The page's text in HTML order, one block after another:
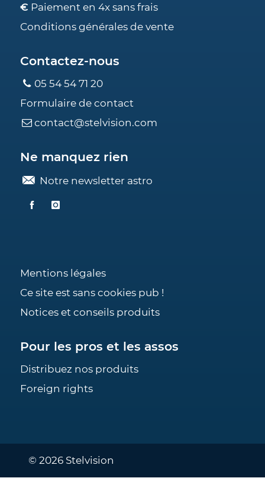
€ Paiement en 4x sans frais
Conditions générales de vente
Contactez-nous
05 54 54 71 20
Formulaire de contact
contact@stelvision.com
Ne manquez rien
Notre newsletter astro
Mentions légales
Ce site est sans cookies pub !
Notices et conseils produits
Pour les pros et les assos
Distribuez nos produits
Foreign rights
© 2026 Stelvision